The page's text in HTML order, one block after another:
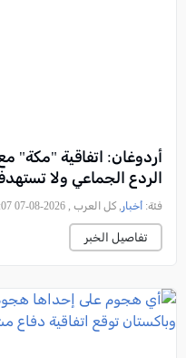
أردوغان: اتفاقية "مكة"
الردع الجماعي ولا
فئة: أخبار , كل العرب , 2026-08-07 17:53:07
تفاصيل الخبر